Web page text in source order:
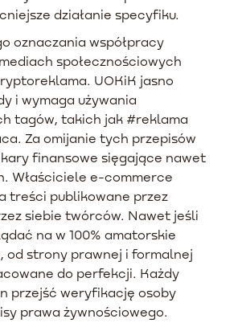
działanie specyfiku.
oznaczania współpracy
społecznościowych
UOKiK jasno
i wymaga używania
tagów, takich jak #reklama
Za omijanie tych przepisów
finansowe sięgające nawet
Właściciele e-commerce
treści publikowane przez
siebie twórców. Nawet jeśli
na w 100% amatorskie
od strony prawnej i formalnej
do perfekcji. Każdy
przejść weryfikację osoby
prawa żywnościowego.